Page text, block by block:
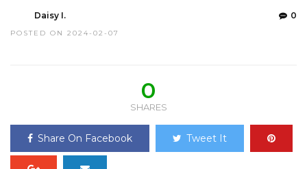
Daisy I.
POSTED ON 2024-02-07
0
0
SHARES
Share On Facebook Tweet It